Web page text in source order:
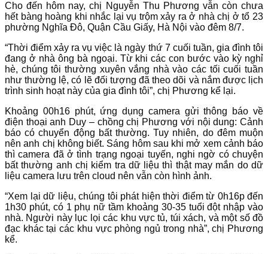
Cho đến hôm nay, chị Nguyễn Thu Phương vẫn còn chưa
hết bàng hoàng khi nhắc lại vụ trộm xảy ra ở nhà chị ở tổ 23
phường Nghĩa Đô, Quận Cầu Giấy, Hà Nội vào đêm 8/7.
“Thời điểm xảy ra vụ việc là ngày thứ 7 cuối tuần, gia đình tôi
đang ở nhà ông bà ngoại. Từ khi các con bước vào kỳ nghỉ
hè, chúng tôi thường xuyên vắng nhà vào các tối cuối tuần
như thường lệ, có lẽ đối tượng đã theo dõi và nắm được lịch
trình sinh hoạt này của gia đình tôi”, chị Phương kể lại.
Khoảng 00h16 phút, ứng dụng camera gửi thông báo về
điện thoại anh Duy – chồng chị Phương với nội dung: Cảnh
báo có chuyển động bất thường. Tuy nhiên, do đêm muộn
nên anh chị không biết. Sáng hôm sau khi mở xem cảnh báo
thì camera đã ở tình trạng ngoại tuyến, nghi ngờ có chuyện
bất thường anh chị kiểm tra dữ liệu thì thật may mắn do dữ
liệu camera lưu trên cloud nên vẫn còn hình ảnh.
“Xem lại dữ liệu, chúng tôi phát hiện thời điểm từ 0h16p đến
1h30 phút, có 1 phụ nữ tầm khoảng 30-35 tuổi đột nhập vào
nhà. Người này lục lọi các khu vực tủ, túi xách, và một số đồ
đạc khác tại các khu vực phòng ngủ trong nhà”, chị Phương
kể.